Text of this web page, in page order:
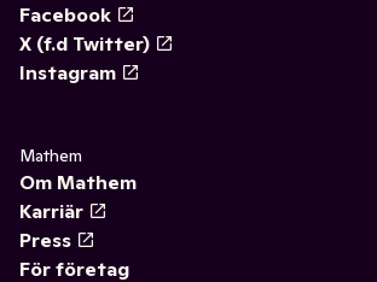
Facebook
X (f.d Twitter)
Instagram
Mathem
Om Mathem
Karriär
Press
För företag